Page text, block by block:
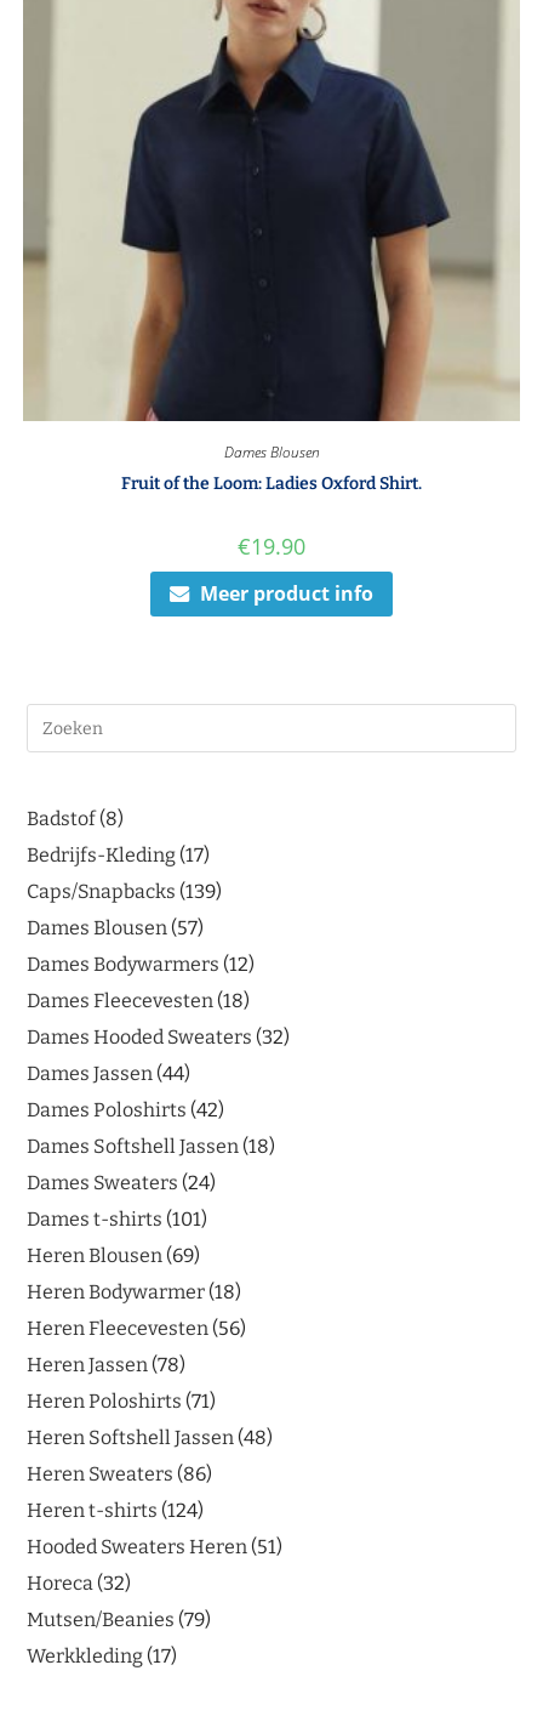
Dames Blousen
Fruit of the Loom: Ladies Oxford Shirt.
€19.90
Meer product info
Badstof 8
Bedrijfs-Kleding 17
Caps/Snapbacks 139
Dames Blousen 57
Dames Bodywarmers 12
Dames Fleecevesten 18
Dames Hooded Sweaters 32
Dames Jassen 44
Dames Poloshirts 42
Dames Softshell Jassen 18
Dames Sweaters 24
Dames t-shirts 101
Heren Blousen 69
Heren Bodywarmer 18
Heren Fleecevesten 56
Heren Jassen 78
Heren Poloshirts 71
Heren Softshell Jassen 48
Heren Sweaters 86
Heren t-shirts 124
Hooded Sweaters Heren 51
Horeca 32
Mutsen/Beanies 79
Werkkleding 17